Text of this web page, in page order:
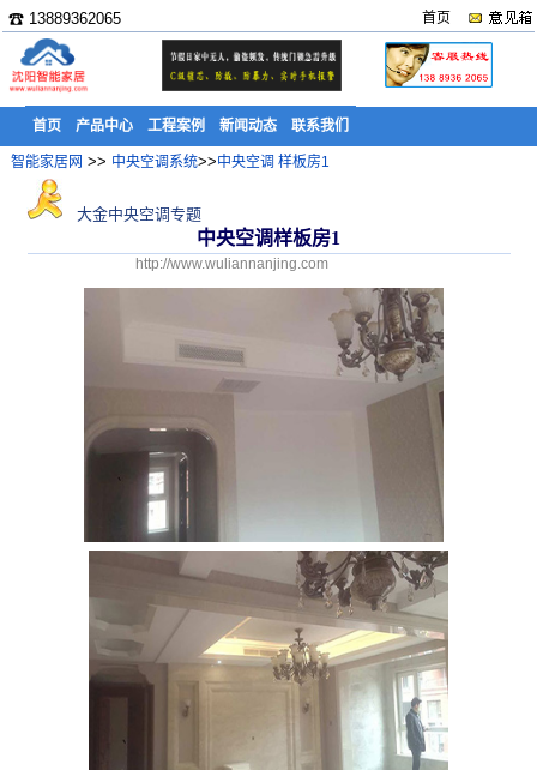
☎ 13889362065 首页
首页 产品中心 工程案例 新闻动态 联系我们
智能家居网 >> 中央空调系统>>中央空调 样板房1
大金中央空调专题
中央空调样板房1
http://www.wuliannanjing.com